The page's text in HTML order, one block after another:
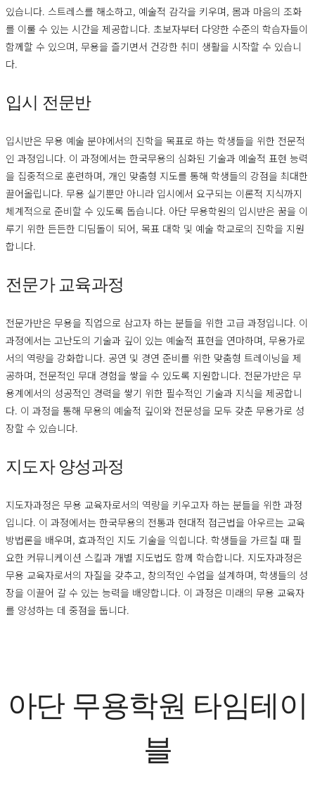
있습니다. 스트레스를 해소하고, 예술적 감각을 키우며, 몸과 마음의 조화
를 이룰 수 있는 시간을 제공합니다. 초보자부터 다양한 수준의 학습자들이
함께할 수 있으며, 무용을 즐기면서 건강한 취미 생활을 시작할 수 있습니
다.
입시 전문반
입시반은 무용 예술 분야에서의 진학을 목표로 하는 학생들을 위한 전문적
인 과정입니다. 이 과정에서는 한국무용의 심화된 기술과 예술적 표현 능력
을 집중적으로 훈련하며, 개인 맞춤형 지도를 통해 학생들의 강점을 최대한
끌어올립니다. 무용 실기뿐만 아니라 입시에서 요구되는 이론적 지식까지
체계적으로 준비할 수 있도록 돕습니다. 아단 무용학원의 입시반은 꿈을 이
루기 위한 든든한 디딤돌이 되어, 목표 대학 및 예술 학교로의 진학을 지원
합니다.
전문가 교육과정
전문가반은 무용을 직업으로 삼고자 하는 분들을 위한 고급 과정입니다. 이
과정에서는 고난도의 기술과 깊이 있는 예술적 표현을 연마하며, 무용가로
서의 역량을 강화합니다. 공연 및 경연 준비를 위한 맞춤형 트레이닝을 제
공하며, 전문적인 무대 경험을 쌓을 수 있도록 지원합니다. 전문가반은 무
용계에서의 성공적인 경력을 쌓기 위한 필수적인 기술과 지식을 제공합니
다. 이 과정을 통해 무용의 예술적 깊이와 전문성을 모두 갖춘 무용가로 성
장할 수 있습니다.
지도자 양성과정
지도자과정은 무용 교육자로서의 역량을 키우고자 하는 분들을 위한 과정
입니다. 이 과정에서는 한국무용의 전통과 현대적 접근법을 아우르는 교육
방법론을 배우며, 효과적인 지도 기술을 익힙니다. 학생들을 가르칠 때 필
요한 커뮤니케이션 스킬과 개별 지도법도 함께 학습합니다. 지도자과정은
무용 교육자로서의 자질을 갖추고, 창의적인 수업을 설계하며, 학생들의 성
장을 이끌어 갈 수 있는 능력을 배양합니다. 이 과정은 미래의 무용 교육자
를 양성하는 데 중점을 둡니다.
아단 무용학원 타임테이
블